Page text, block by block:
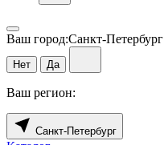
Ваш город:Санкт-Петербург
Нет Да
Ваш регион:
Санкт-Петербург